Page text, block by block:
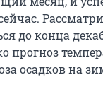
до конца
прогноз
осадков на